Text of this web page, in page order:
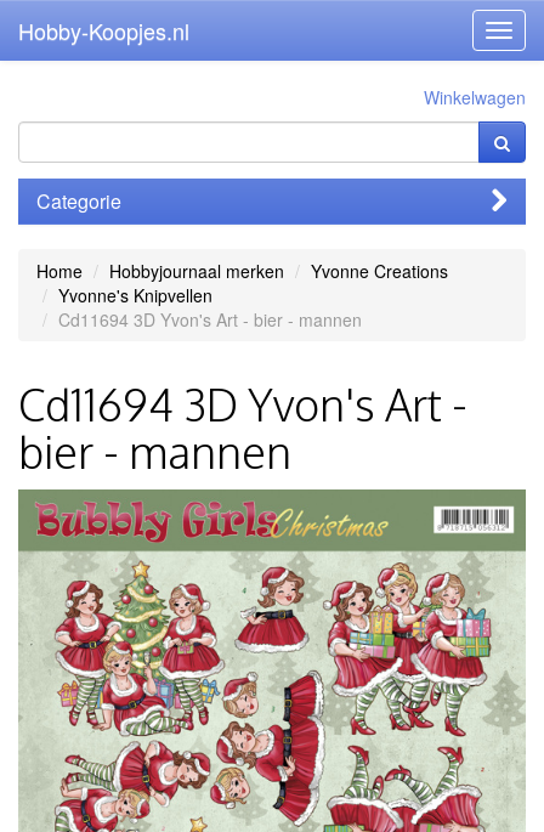
Hobby-Koopjes.nl
Winkelwagen
Categorie
Home Hobbyjournaal merken
Yvonne Creations
Yvonne's Knipvellen
Cd11694 3D Yvon's Art - bier - mannen
Cd11694 3D Yvon's Art -
bier - mannen